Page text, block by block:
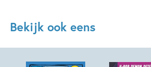
Bekijk ook eens